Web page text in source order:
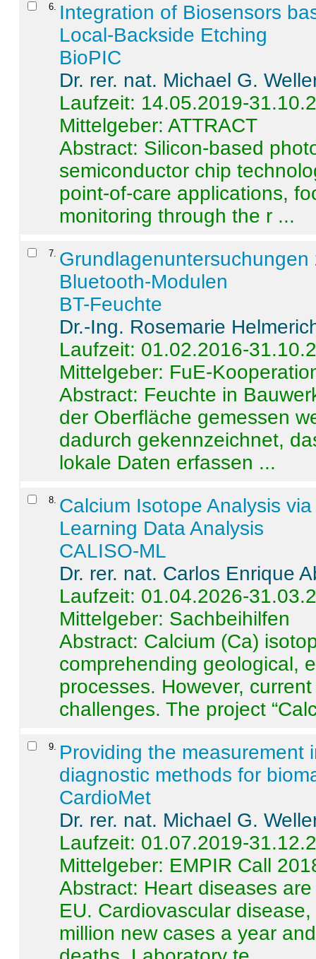
6
Integration of Biosensors
Local-Backside Etching
BioPIC
Dr. rer. nat. Michael G.
Laufzeit: 14.05.2019-
Mittelgeber: ATTRACT
Abstract: Silicon-based
semiconductor chip
point-of-care applications,
monitoring through the r ...
7
Bluetooth-Modulen
BT-Feuchte
Dr.-Ing. Rosemarie
Laufzeit: 01.02.2016-
Mittelgeber: FuE-
Abstract: Feuchte in
der Oberfläche gemessen
dadurch gekennzeichnet,
lokale Daten erfassen ...
8 Calcium Isotope Analysis
Learning Data Analysis
CALISO-ML
Dr. rer. nat. Carlos Enrique
Laufzeit: 01.04.2026-
Mittelgeber: Sachbeihilfen
Abstract: Calcium (Ca)
comprehending geological,
processes. However,
challenges. The project
9
Providing the measurement
diagnostic methods for
CardioMet
Dr. rer. nat. Michael G.
Laufzeit: 01.07.2019-
Mittelgeber: EMPIR Call
Abstract: Heart diseases
EU. Cardiovascular
million new cases a year